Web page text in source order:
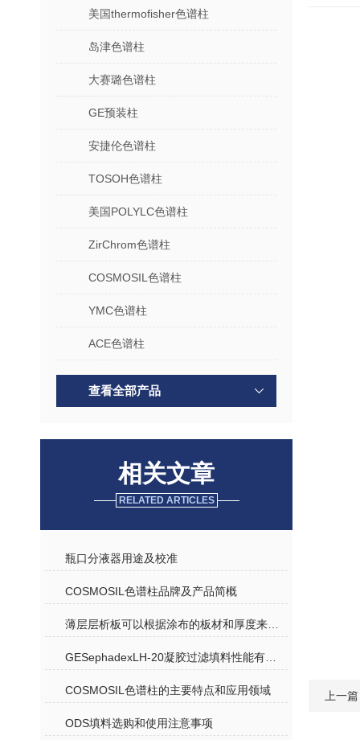
美国thermofisher色谱柱
岛津色谱柱
大赛璐色谱柱
GE预装柱
安捷伦色谱柱
TOSOH色谱柱
美国POLYLC色谱柱
ZirChrom色谱柱
COSMOSIL色谱柱
YMC色谱柱
ACE色谱柱
查看全部产品
相关文章
RELATED ARTICLES
瓶口分液器用途及校准
COSMOSIL色谱柱品牌及产品简概
COSMOSIL色谱柱的主要特点和应用领域
ODS填料选购和使用注意事项
上一